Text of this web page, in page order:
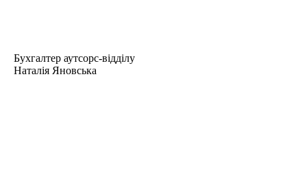
Бухгалтер аутсорс-відділу
Наталія Яновська